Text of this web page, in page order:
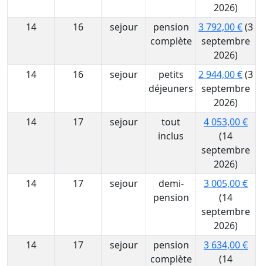
2026)
14
16 sejour
pension
complète
3 792,00 €(3
septembre
2026)
14
16 sejour
petits
déjeuners
2 944,00 €(3
septembre
2026)
14
17 sejour
tout
inclus
4 053,00 €
(14
septembre
2026)
14
17 sejour
demi-
pension
3 005,00 €
(14
septembre
2026)
14
17 sejour
pension
complète
3 634,00 €
(14